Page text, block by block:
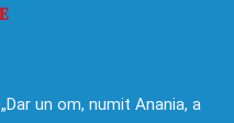
un om, numit Anania, a